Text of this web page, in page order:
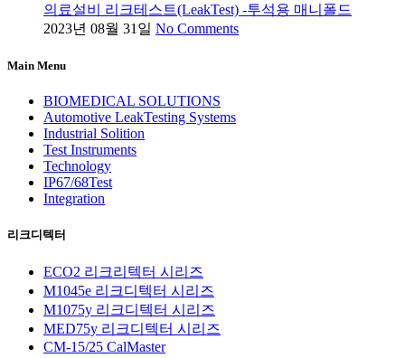
의료설비 리크테스트(LeakTest) -투석용 매니폴드
2023년 08월 31일 No Comments
Main Menu
BIOMEDICAL SOLUTIONS
Automotive LeakTesting Systems
Industrial Solition
Test Instruments
Technology
IP67/68Test
Integration
리크디텍터
ECO2 리크리텍터 시리즈
M1045e 리크디텍터 시리즈
M1075y 리크디텍터 시리즈
MED75y 리크디텍터 시리즈
CM-15/25 CalMaster